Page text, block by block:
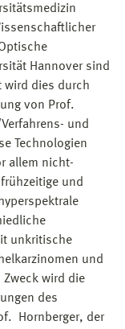
Hannover sind
wird dies durch
von Prof.
und
Technologien
allem nicht-
und
unkritische
und
Zweck wird die
des
Hornberger, der